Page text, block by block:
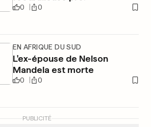
0 0
EN AFRIQUE DU SUD
L'ex-épouse de Nelson
Mandela est morte
0 0
PUBLICITÉ